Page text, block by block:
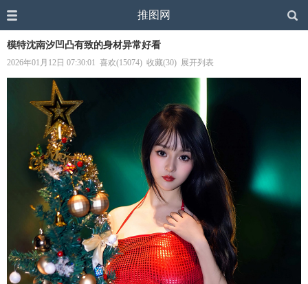
推图网
模特沈南汐凹凸有致的身材异常好看
2026年01月12日 07:30:01 喜欢(15074) 收藏(30) 展开列表